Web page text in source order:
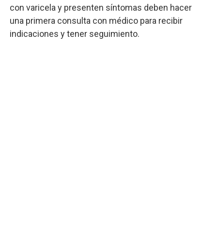
con varicela y presenten síntomas deben hacer
una primera consulta con médico para recibir
indicaciones y tener seguimiento.